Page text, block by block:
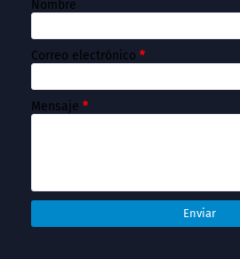
Nombre
Correo electrónico *
Mensaje *